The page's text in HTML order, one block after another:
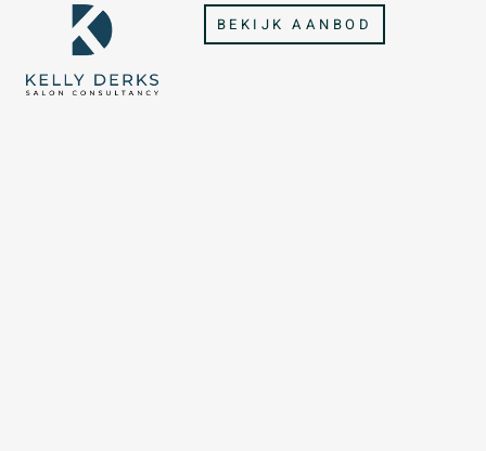
BEKIJK AANBOD